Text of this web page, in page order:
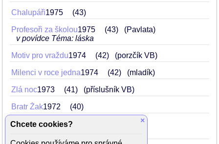
Chalupáři1975 43
Profesoři za školou1975 43
(Pavlata)
v povídce Téma: láska
Motiv pro vraždu1974 42 (porzčík VB)
Milenci v roce jedna1974 42 (mladík)
Zlá noc1973 41 (příslušník VB)
Bratr Žak1972 40
Hlavní přelíčení1971 ×
Chcete cookies?